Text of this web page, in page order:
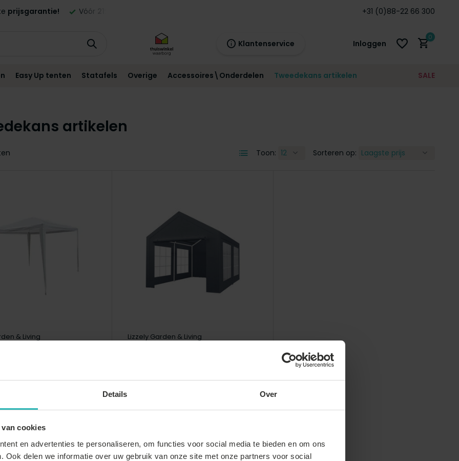
Details Over
cookies
en advertenties te personaliseren, om functies voor social media te bieden en om ons
Ook delen we informatie over uw gebruik van onze site met onze partners voor social
prijsgarantie! Vóór garantie!
+31 (0)88-22 66 300
Klantenservice Inloggen
21:00
morgen
0
Easy Up tenten Statafels Overige Accessoires\Onderdelen Tweedekans artikelen SALE
artikelen
Toon: Sorteren op:
& Living Lizzely Garden & Living
Voorbestelling